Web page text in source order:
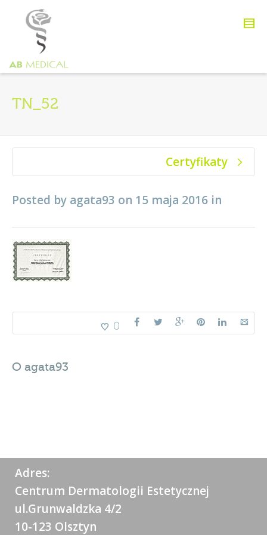
TN_52
Certyfikaty
Posted by agata93 on 15 maja 2016 in
0
O agata93
Adres:
Centrum Dermatologii Estetycznej
ul.Grunwaldzka 4/2
10-123 Olsztyn